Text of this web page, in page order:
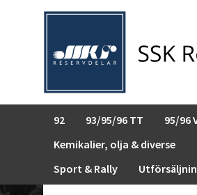
92 93/95/96 TT 95/96
Kemikalier, olja & diverse
Sport & Rally